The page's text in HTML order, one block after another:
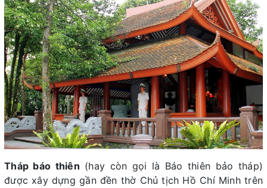
Tháp báo thiên (hay còn gọi là Báo thiên bảo tháp)
được xây dựng gần đền thờ Chủ tịch Hồ Chí Minh trên